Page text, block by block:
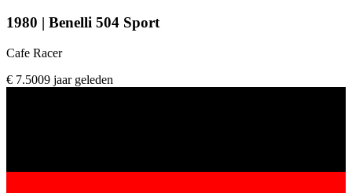
1980 | Benelli 504 Sport
Cafe Racer
€ 7.5009 jaar geleden